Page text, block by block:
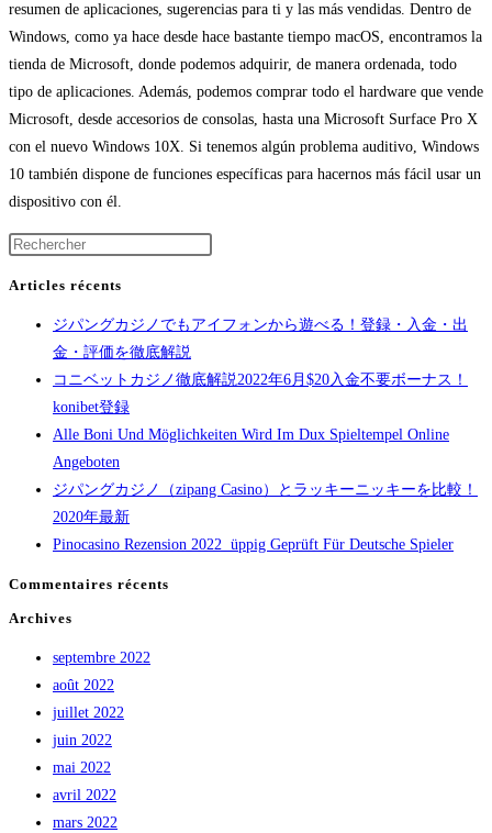
resumen de aplicaciones, sugerencias para ti y las más vendidas. Dentro de
Windows, como ya hace desde hace bastante tiempo macOS, encontramos la
tienda de Microsoft, donde podemos adquirir, de manera ordenada, todo
tipo de aplicaciones. Además, podemos comprar todo el hardware que vende
Microsoft, desde accesorios de consolas, hasta una Microsoft Surface Pro X
con el nuevo Windows 10X. Si tenemos algún problema auditivo, Windows
10 también dispone de funciones específicas para hacernos más fácil usar un
dispositivo con él.
Articles récents
ジパングカジノでもアイフォンから遊べる！登録・入金・出
金・評価を徹底解説
コニベットカジノ徹底解説2022年6月$20入金不要ボーナス！
konibet登録
Alle Boni Und Möglichkeiten Wird Im Dux Spieltempel Online
Angeboten
ジパングカジノ（zipang Casino）とラッキーニッキーを比較！
2020年最新
Pinocasino Rezension 2022 ️ üppig Geprüft Für Deutsche Spieler
Commentaires récents
Archives
septembre 2022
août 2022
juillet 2022
juin 2022
mai 2022
avril 2022
mars 2022